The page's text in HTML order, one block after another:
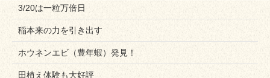
3/20は一粒万倍日
稲本来の力を引き出す
ホウネンエビ（豊年蝦）発見！
田植え体験も大好評